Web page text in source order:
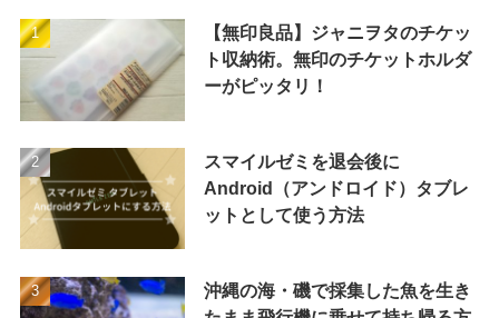
【無印良品】ジャニヲタのチケッ
ト収納術。無印のチケットホルダ
ーがピッタリ！
スマイルゼミを退会後に
Android（アンドロイド）タブレ
ットとして使う方法
沖縄の海・磯で採集した魚を生き